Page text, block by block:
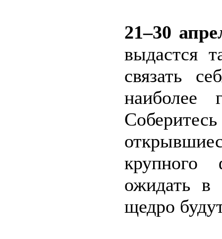
21–30
выдастся
связать
наиболее
крупного
ожидать в
щедро